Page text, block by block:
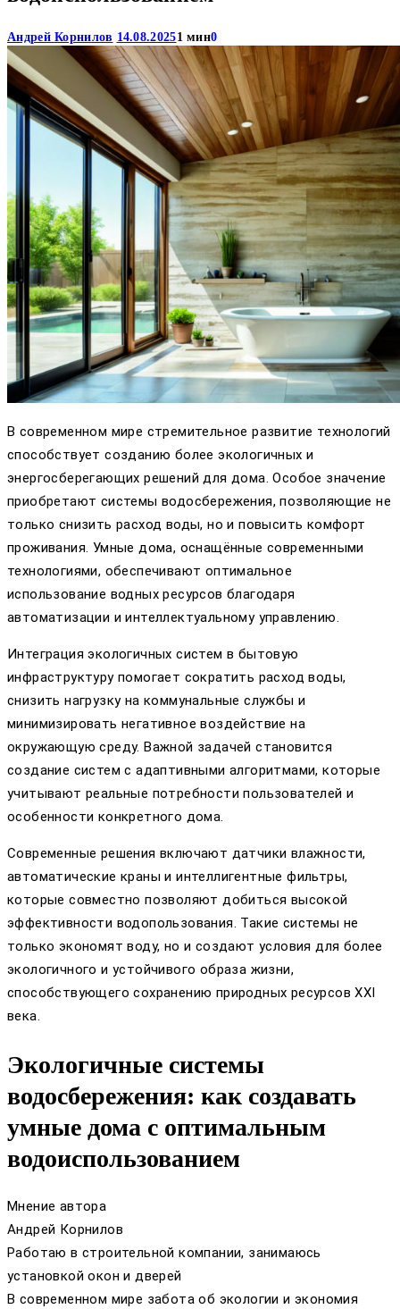
Андрей Корнилов 14.08.20251 мин0
В современном мире стремительное развитие технологий
способствует созданию более экологичных и
энергосберегающих решений для дома. Особое значение
приобретают системы водосбережения, позволяющие не
только снизить расход воды, но и повысить комфорт
проживания. Умные дома, оснащённые современными
технологиями, обеспечивают оптимальное
использование водных ресурсов благодаря
автоматизации и интеллектуальному управлению.
Интеграция экологичных систем в бытовую
инфраструктуру помогает сократить расход воды,
снизить нагрузку на коммунальные службы и
минимизировать негативное воздействие на
окружающую среду. Важной задачей становится
создание систем с адаптивными алгоритмами, которые
учитывают реальные потребности пользователей и
особенности конкретного дома.
Современные решения включают датчики влажности,
автоматические краны и интеллигентные фильтры,
которые совместно позволяют добиться высокой
эффективности водопользования. Такие системы не
только экономят воду, но и создают условия для более
экологичного и устойчивого образа жизни,
способствующего сохранению природных ресурсов XXI
века.
Экологичные системы
водосбережения: как создавать
умные дома с оптимальным
водоиспользованием
Мнение автора
Андрей Корнилов
Работаю в строительной компании, занимаюсь
установкой окон и дверей
В современном мире забота об экологии и экономия